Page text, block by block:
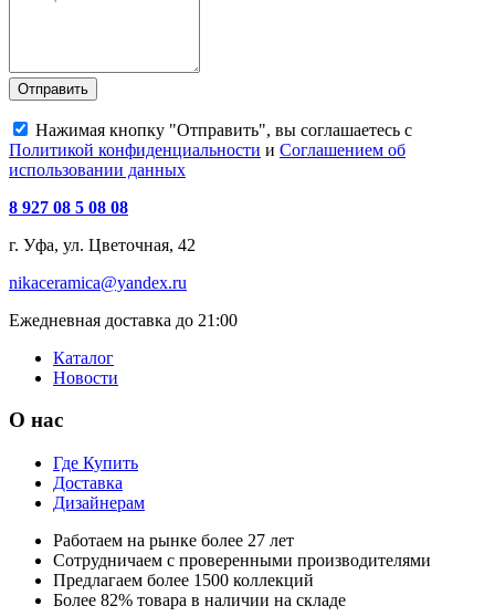
Отправить
Нажимая кнопку "Отправить", вы соглашаетесь с
Политикой конфиденциальности и Соглашением об
использовании данных
8 927 08 5 08 08
г. Уфа, ул. Цветочная, 42
nikaceramica@yandex.ru
Ежедневная доставка до 21:00
Каталог
Новости
О нас
Где Купить
Доставка
Дизайнерам
Работаем на рынке более 27 лет
Сотрудничаем с проверенными производителями
Предлагаем более 1500 коллекций
Более 82% товара в наличии на складе